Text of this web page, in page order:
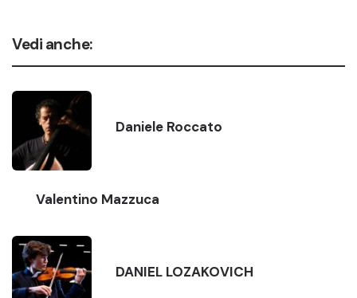
Vedi anche:
Daniele Roccato
Valentino Mazzuca
DANIEL LOZAKOVICH